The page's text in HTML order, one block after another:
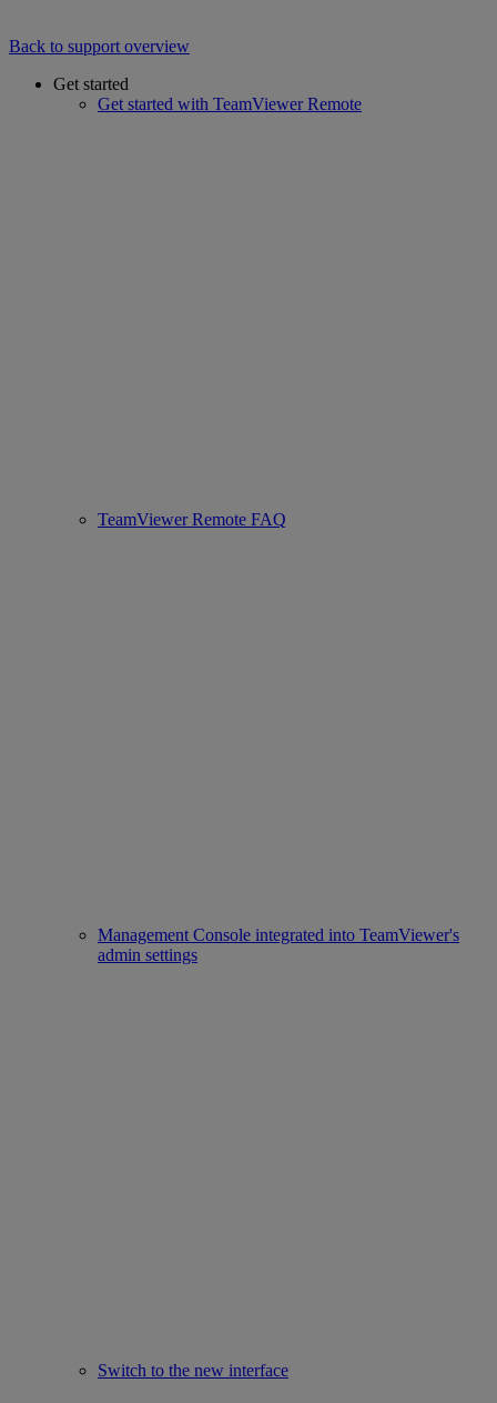
Back to support overview
Get started
Get started with TeamViewer Remote
TeamViewer Remote FAQ
Management Console integrated into TeamViewer's
admin settings
Switch to the new interface